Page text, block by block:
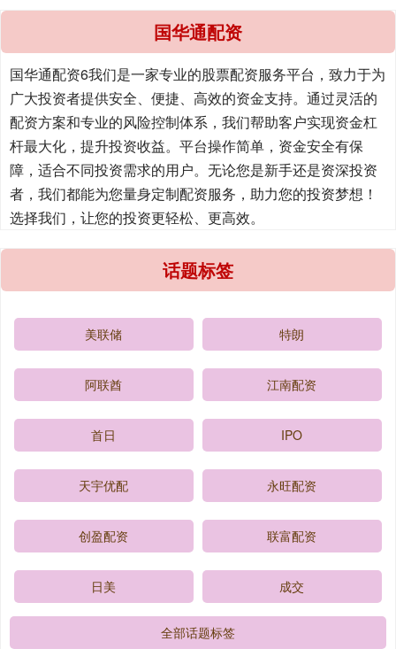
国华通配资
国华通配资6我们是一家专业的股票配资服务平台，致力于为
广大投资者提供安全、便捷、高效的资金支持。通过灵活的
配资方案和专业的风险控制体系，我们帮助客户实现资金杠
杆最大化，提升投资收益。平台操作简单，资金安全有保
障，适合不同投资需求的用户。无论您是新手还是资深投资
者，我们都能为您量身定制配资服务，助力您的投资梦想！
选择我们，让您的投资更轻松、更高效。
话题标签
美联储 特朗
阿联酋 江南配资
首日 IPO
天宇优配 永旺配资
创盈配资 联富配资
日美 成交
全部话题标签